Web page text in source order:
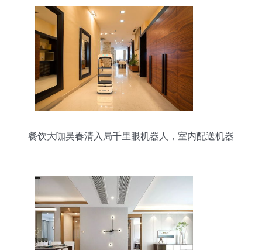
餐饮大咖吴春清入局千里眼机器人，室内配送机器